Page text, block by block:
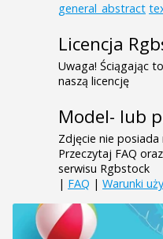
general_abstract
Licencja
Uwaga! Ściągając
naszą licencję
Model- lub
Zdjęcie nie
Przeczytaj FAQ
serwisu Rgbstock
| FAQ | Warunki